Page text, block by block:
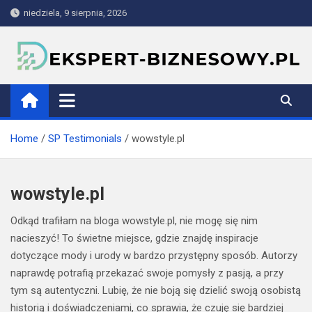
Skip
to
content
niedziela, 9 sierpnia, 2026
ekspert-biznesowy.pl
Home SP Testimonials wowstyle.pl
wowstyle.pl
Odkąd trafiłam na bloga wowstyle.pl, nie mogę się nim
nacieszyć! To świetne miejsce, gdzie znajdę inspiracje
dotyczące mody i urody w bardzo przystępny sposób. Autorzy
naprawdę potrafią przekazać swoje pomysły z pasją, a przy
tym są autentyczni. Lubię, że nie boją się dzielić swoją osobistą
historią i doświadczeniami, co sprawia, że czuję się bardziej